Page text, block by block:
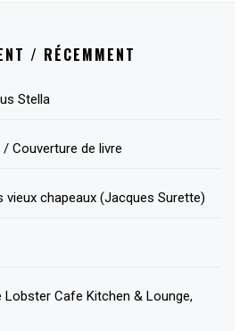
/ RÉCEMMENT
Stella
Couverture de livre
vieux chapeaux (Jacques Surette)
Lobster Cafe Kitchen & Lounge,